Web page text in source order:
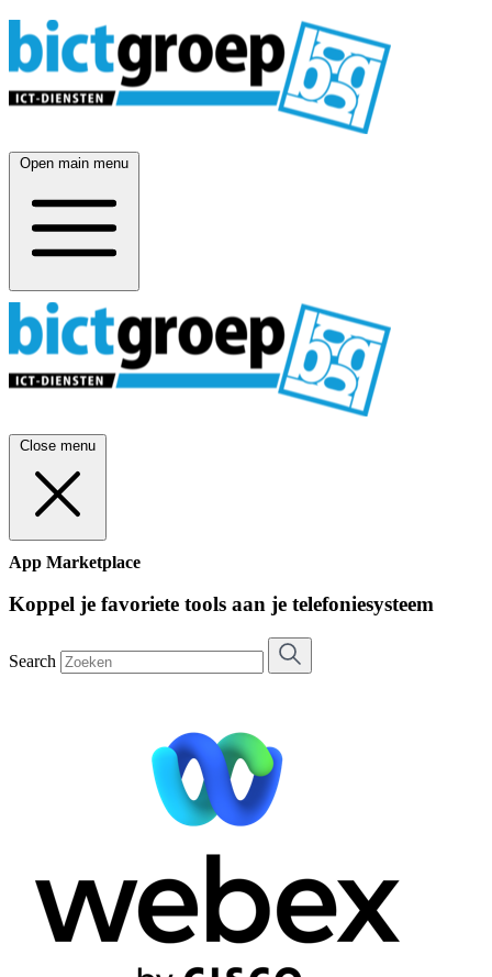
Open main menu
Close menu
App Marketplace
Koppel je favoriete tools aan je telefoniesysteem
Search